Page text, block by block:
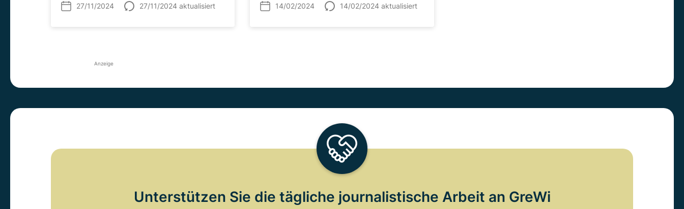
27/11/2024 27/11/2024 aktualisiert 14/02/2024 14/02/2024 aktualisiert
Anzeige
Unterstützen Sie die tägliche journalistische Arbeit an GreWi